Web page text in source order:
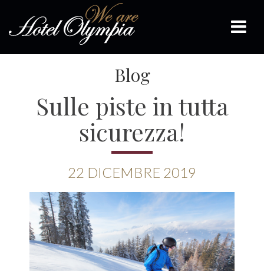
Blog
Sulle piste in tutta
sicurezza!
22 DICEMBRE 2019